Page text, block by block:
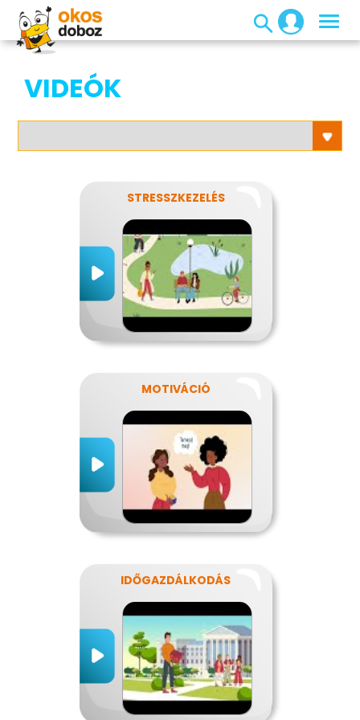
VIDEÓK
STRESSZKEZELÉS
MOTIVÁCIÓ
IDŐGAZDÁLKODÁS